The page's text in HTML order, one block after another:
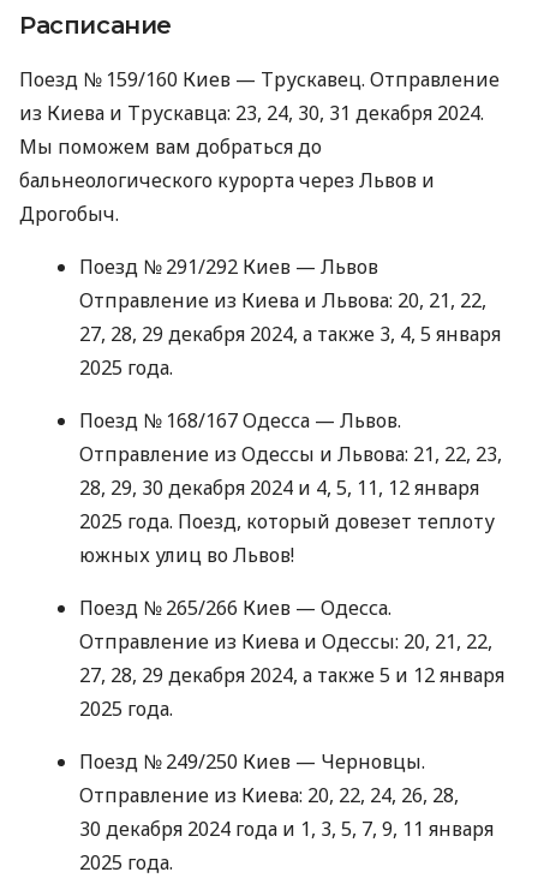
Расписание
Поезд № 159/160 Киев — Трускавец. Отправление
из Киева и Трускавца: 23, 24, 30, 31 декабря 2024.
Мы поможем вам добраться до
бальнеологического курорта через Львов и
Дрогобыч.
Поезд № 291/292 Киев — Львов
Отправление из Киева и Львова: 20, 21, 22,
27, 28, 29 декабря 2024, а также 3, 4, 5 января
2025 года.
Поезд № 168/167 Одесса — Львов.
Отправление из Одессы и Львова: 21, 22, 23,
28, 29, 30 декабря 2024 и 4, 5, 11, 12 января
2025 года. Поезд, который довезет теплоту
южных улиц во Львов!
Поезд № 265/266 Киев — Одесса.
Отправление из Киева и Одессы: 20, 21, 22,
27, 28, 29 декабря 2024, а также 5 и 12 января
2025 года.
Поезд № 249/250 Киев — Черновцы.
Отправление из Киева: 20, 22, 24, 26, 28,
30 декабря 2024 года и 1, 3, 5, 7, 9, 11 января
2025 года.